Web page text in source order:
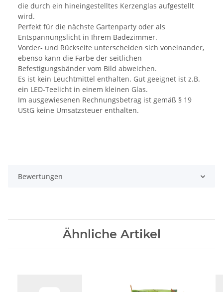
die durch ein hineingestelltes Kerzenglas aufgestellt
wird.
Perfekt für die nächste Gartenparty oder als
Entspannungslicht in Ihrem Badezimmer.
Vorder- und Rückseite unterscheiden sich voneinander,
ebenso kann die Farbe der seitlichen
Befestigungsbänder vom Bild abweichen.
Es ist kein Leuchtmittel enthalten. Gut geeignet ist z.B.
ein LED-Teelicht in einem kleinen Glas.
Im ausgewiesenen Rechnungsbetrag ist gemäß § 19
UStG keine Umsatzsteuer enthalten.
Bewertungen
Ähnliche Artikel